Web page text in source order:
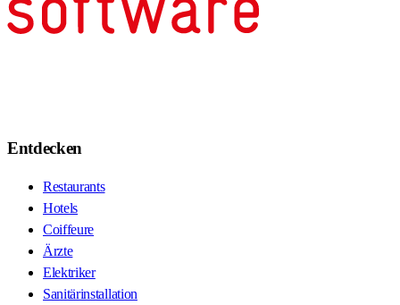
Entdecken
Restaurants
Hotels
Coiffeure
Ärzte
Elektriker
Sanitärinstallation